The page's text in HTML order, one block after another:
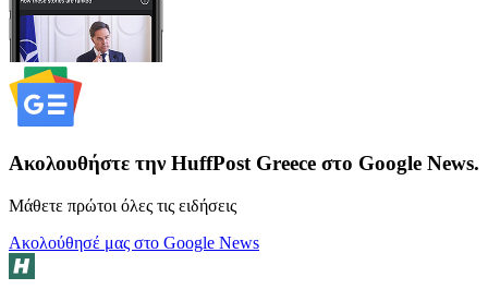
Ακολουθήστε την HuffPost Greece στο Google News.
Μάθετε πρώτοι όλες τις ειδήσεις
Ακολούθησέ μας στο Google News